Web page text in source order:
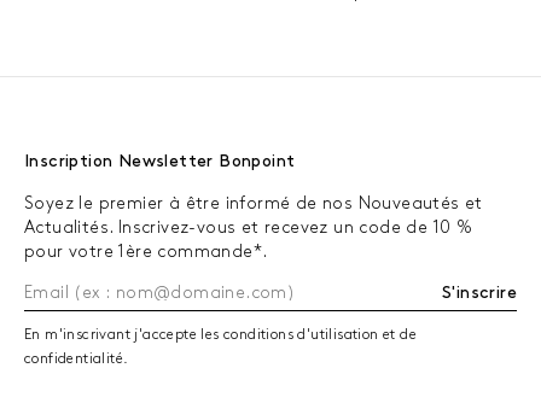
Inscription Newsletter Bonpoint
Soyez le premier à être informé de nos Nouveautés et
Actualités. Inscrivez-vous et recevez un code de 10 %
pour votre 1ère commande*.
S'inscrire
En m'inscrivant j'accepte les conditions d'utilisation et de
confidentialité.